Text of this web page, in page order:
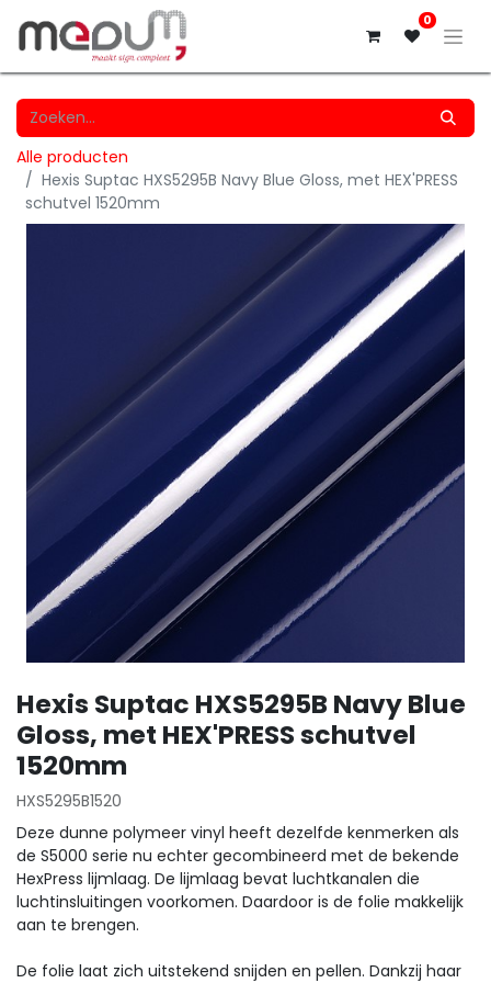
0
Alle producten
Hexis Suptac HXS5295B Navy Blue Gloss, met HEX'PRESS
schutvel 1520mm
Hexis Suptac HXS5295B Navy Blue
Gloss, met HEX'PRESS schutvel
1520mm
HXS5295B1520
Deze dunne polymeer vinyl heeft dezelfde kenmerken als
de S5000 serie nu echter gecombineerd met de bekende
HexPress lijmlaag. De lijmlaag bevat luchtkanalen die
luchtinsluitingen voorkomen. Daardoor is de folie makkelijk
aan te brengen.
De folie laat zich uitstekend snijden en pellen. Dankzij haar